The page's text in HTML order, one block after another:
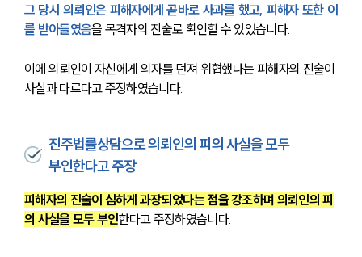
센터소개
대륜의 강점
글로벌 파트너 로펌
고객의 소리
통합검색
AI대륜
그 당시 의뢰인은 피해자에게 곧바로 사과를 했고, 피해자 또한 이
를 받아들였음을 목격자의 진술로 확인할 수 있었습니다.
이에 의뢰인이 자신에게 의자를 던져 위협했다는 피해자의 진술이
사실과 다르다고 주장하였습니다.
진주법률상담으로 의뢰인의 피의 사실을 모두
부인한다고 주장
피해자의 진술이 심하게 과장되었다는 점을 강조하며 의뢰인의 피
의 사실을 모두 부인한다고 주장하였습니다.